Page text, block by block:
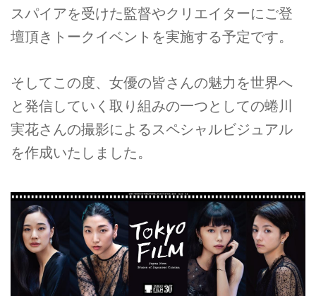
スパイアを受けた監督やクリエイターにご登
壇頂きトークイベントを実施する予定です。
そしてこの度、女優の皆さんの魅力を世界へ
と発信していく取り組みの一つとしての蜷川
実花さんの撮影によるスペシャルビジュアル
を作成いたしました。